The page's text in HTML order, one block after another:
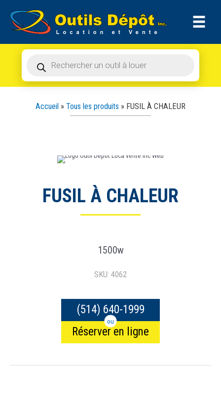
contenu
produits
de
produits
Accueil » Tous les produits » FUSIL À CHALEUR
FUSIL À CHALEUR
1500w
SKU: 4062
(514) 640-1999
ou
Réserver en ligne